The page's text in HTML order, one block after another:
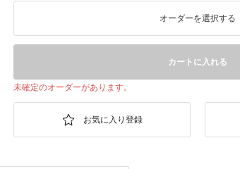
オーダーを選択する
カートに入れる
未確定のオーダーがあります。